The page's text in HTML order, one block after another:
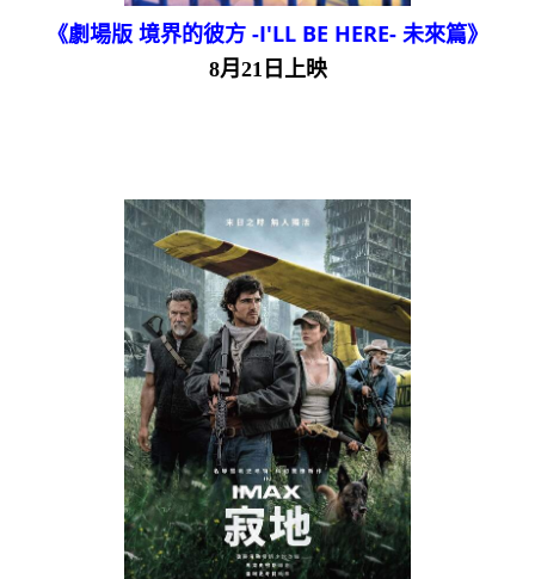
《劇場版 境界的彼方 -I'LL BE HERE- 未來篇》
8月21日上映